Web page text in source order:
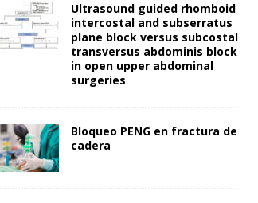
Ultrasound guided rhomboid
intercostal and subserratus
plane block versus subcostal
transversus abdominis block
in open upper abdominal
surgeries
Bloqueo PENG en fractura de
cadera